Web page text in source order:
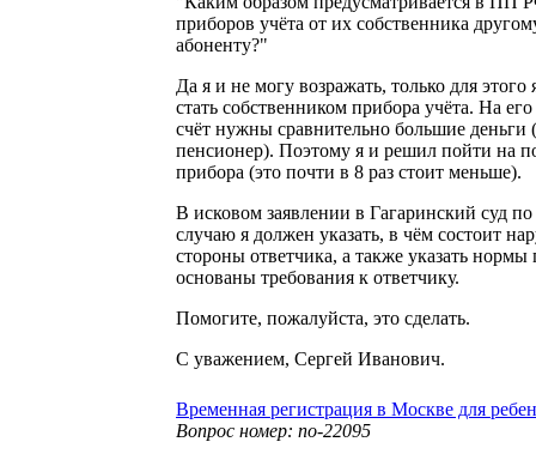
приборов учёта от их собственника
абоненту?"
Да я и не могу возражать, только для этого
стать собственником прибора учёта. На
счёт нужны сравнительно большие
пенсионер). Поэтому я и решил пойти на
прибора (это почти в 8 раз стоит меньше).
В исковом заявлении в Гагаринский суд
случаю я должен указать, в чём состоит
стороны ответчика, а также указать нормы
основаны требования к ответчику.
Помогите, пожалуйста, это сделать.
С уважением, Сергей Иванович.
Временная регистрация в Москве для
Вопрос номер: no-22095